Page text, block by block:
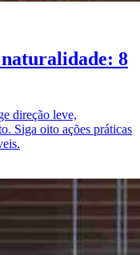
8
direção leve,
Siga oito ações práticas